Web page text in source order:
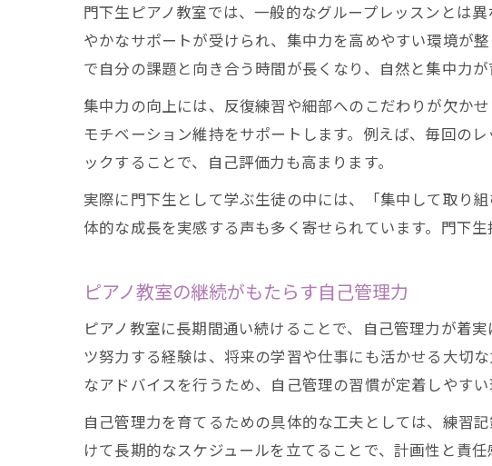
ピ
門
長期的
ピ
非
門
音
門
コ
門下生ピアノ教室では、一般的なグループレッスンとは
やかなサポートが受けられ、集中力を高めやすい環境が
で自分の課題と向き合う時間が長くなり、自然と集中力が
集中力の向上には、反復練習や細部へのこだわりが欠か
モチベーション維持をサポートします。例えば、毎回の
ックすることで、自己評価力も高まります。
実際に門下生として学ぶ生徒の中には、「集中して取り
体的な成長を実感する声も多く寄せられています。門下
ピアノ教室の継続がもたらす自己管理力
ピアノ教室に長期間通い続けることで、自己管理力が着
ツ努力する経験は、将来の学習や仕事にも活かせる大切
なアドバイスを行うため、自己管理の習慣が定着しやすい
自己管理力を育てるための具体的な工夫としては、練習
けて長期的なスケジュールを立てることで、計画性と責